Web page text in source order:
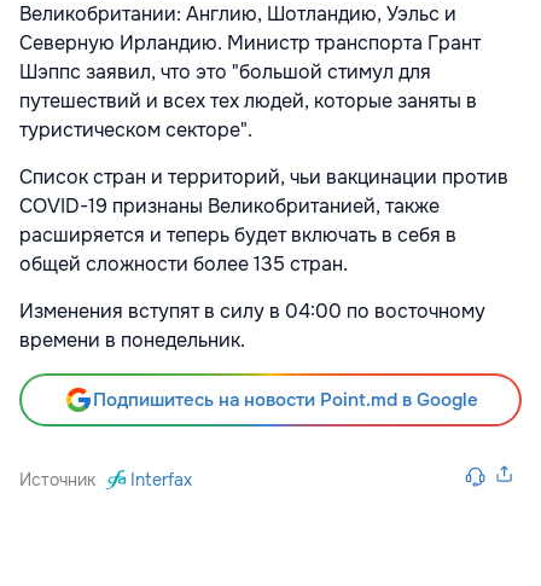
Великобритании: Англию, Шотландию, Уэльс и
Северную Ирландию. Министр транспорта Грант
Шэппс заявил, что это "большой стимул для
путешествий и всех тех людей, которые заняты в
туристическом секторе".
Список стран и территорий, чьи вакцинации против
COVID-19 признаны Великобританией, также
расширяется и теперь будет включать в себя в
общей сложности более 135 стран.
Изменения вступят в силу в 04:00 по восточному
времени в понедельник.
Подпишитесь на новости Point.md в Google
Источник Interfax